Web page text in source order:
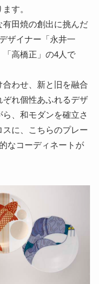
す。
田焼の創出に挑んだ
ザイナー「永井一
高橋正」の4人で
わせ、新と旧を融合
れ個性あふれるデザ
、和モダンを確立さ
に、こちらのプレー
なコーディネートが